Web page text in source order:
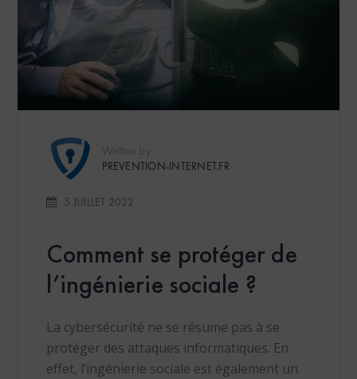
PREVENTION-INTERNET.FR
5 JUILLET 2022
Comment se protéger de
l’ingénierie sociale ?
La cybersécurité ne se résume pas à se
protéger des attaques informatiques. En
effet, l’ingénierie sociale est également un